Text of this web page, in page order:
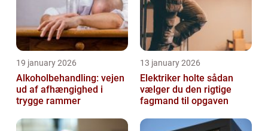
19 january 2026
Alkoholbehandling: vejen
ud af afhængighed i
trygge rammer
13 january 2026
Elektriker holte sådan
vælger du den rigtige
fagmand til opgaven